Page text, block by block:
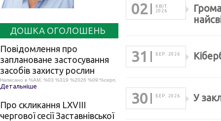
ДОШКА ОГОЛОШЕНЬ
Повідомлення про
заплановане застосування
засобів захисту рослин
Написано в %AM, %03 %319 %2026 %09:%серп.
Детальніше
Про скликання LХVІІІ
чергової сесії Заставнівської
02
КВІТ.
2026
31 БЕР. 2026
30 БЕР. 2026 У